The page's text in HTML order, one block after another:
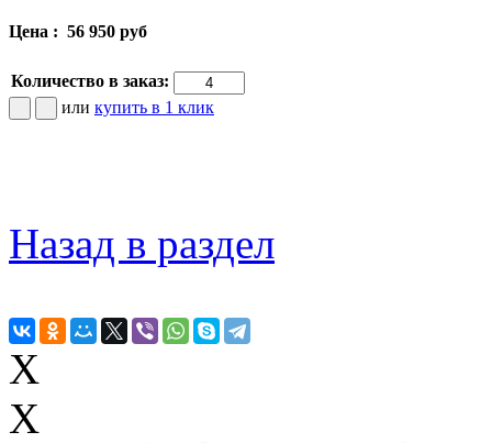
Цена : 56 950 руб
Количество в заказ:
или купить в 1 клик
Назад в раздел
X
X